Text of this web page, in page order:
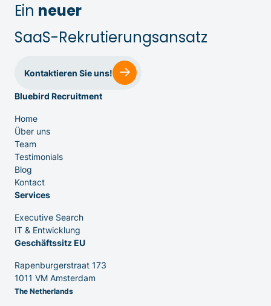
IT & Entwicklung
Executive Search
Ein neuer
SaaS-Rekrutierungsansatz
Kontaktieren Sie uns!
Bluebird Recruitment
Home
Über uns
Team
Testimonials
Blog
Kontact
Services
Executive Search
IT & Entwicklung
Geschäftssitz EU
Rapenburgerstraat 173
1011 VM Amsterdam
The Netherlands